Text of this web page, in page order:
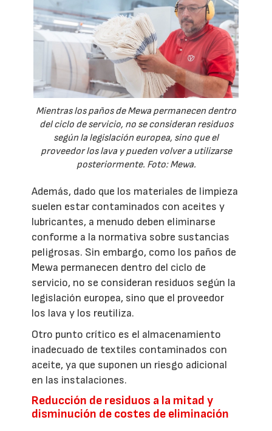
Mientras los paños de Mewa permanecen dentro
del ciclo de servicio, no se consideran residuos
según la legislación europea, sino que el
proveedor los lava y pueden volver a utilizarse
posteriormente. Foto: Mewa.
Además, dado que los materiales de limpieza
suelen estar contaminados con aceites y
lubricantes, a menudo deben eliminarse
conforme a la normativa sobre sustancias
peligrosas. Sin embargo, como los paños de
Mewa permanecen dentro del ciclo de
servicio, no se consideran residuos según la
legislación europea, sino que el proveedor
los lava y los reutiliza.
Otro punto crítico es el almacenamiento
inadecuado de textiles contaminados con
aceite, ya que suponen un riesgo adicional
en las instalaciones.
Reducción de residuos a la mitad y
disminución de costes de eliminación